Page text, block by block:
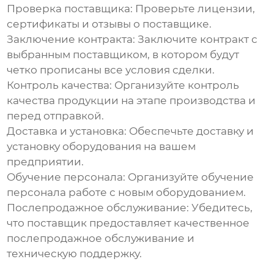
Проверка поставщика: Проверьте лицензии,
сертификаты и отзывы о поставщике.
Заключение контракта: Заключите контракт с
выбранным поставщиком, в котором будут
четко прописаны все условия сделки.
Контроль качества: Организуйте контроль
качества продукции на этапе производства и
перед отправкой.
Доставка и установка: Обеспечьте доставку и
установку оборудования на вашем
предприятии.
Обучение персонала: Организуйте обучение
персонала работе с новым оборудованием.
Послепродажное обслуживание: Убедитесь,
что поставщик предоставляет качественное
послепродажное обслуживание и
техническую поддержку.